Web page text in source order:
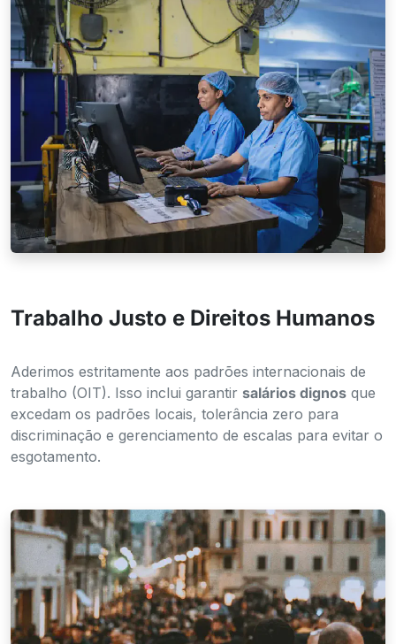
Trabalho Justo e Direitos Humanos
Aderimos estritamente aos padrões internacionais de
trabalho (OIT). Isso inclui garantir salários dignos que
excedam os padrões locais, tolerância zero para
discriminação e gerenciamento de escalas para evitar o
esgotamento.